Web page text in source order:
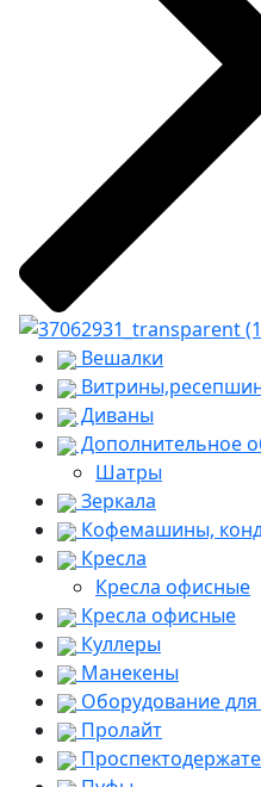
Вешалки
Диваны
Дополнительное
Шатры
Зеркала
Кофемашины,
Кресла
Кресла офисные
Кресла офисные
Куллеры
Манекены
Оборудование
Пролайт